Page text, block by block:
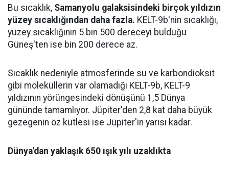
Bu sıcaklık, Samanyolu galaksisindeki birçok yıldızın
yüzey sıcaklığından daha fazla. KELT-9b'nin sıcaklığı,
yüzey sıcaklığının 5 bin 500 dereceyi bulduğu
Güneş'ten ise bin 200 derece az.
Sıcaklık nedeniyle atmosferinde su ve karbondioksit
gibi moleküllerin var olamadığı KELT-9b, KELT-9
yıldızının yörüngesindeki dönüşünü 1,5 Dünya
gününde tamamlıyor. Jüpiter'den 2,8 kat daha büyük
gezegenin öz kütlesi ise Jüpiter'in yarısı kadar.
Dünya'dan yaklaşık 650 ışık yılı uzaklıkta